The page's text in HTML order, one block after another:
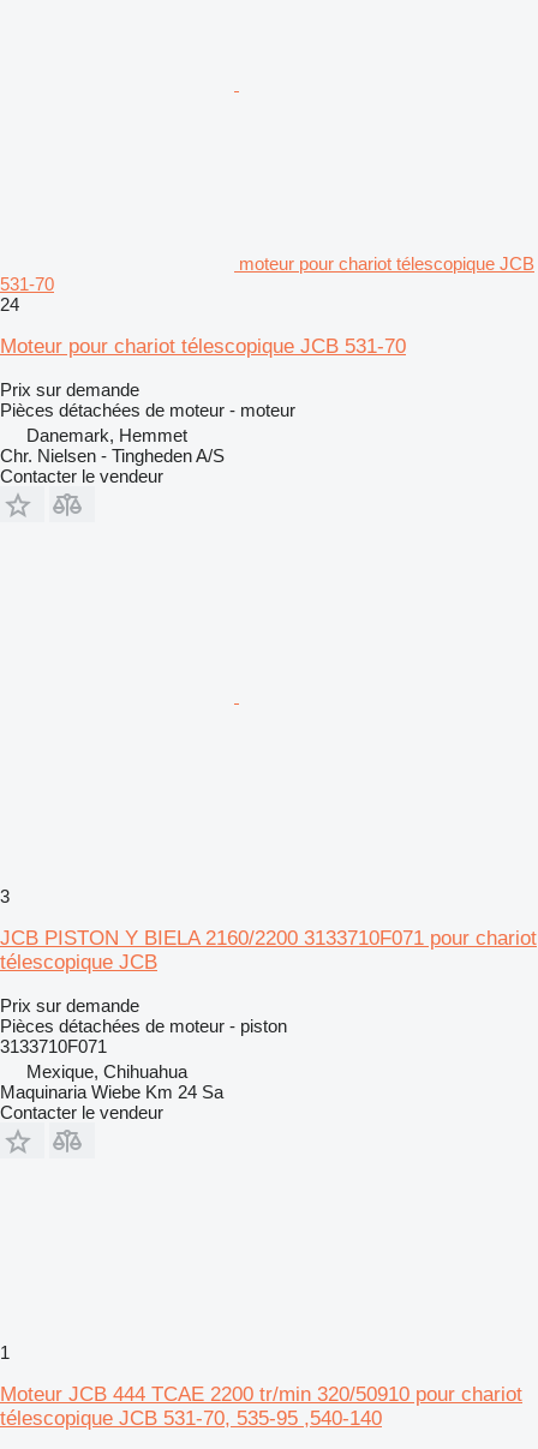
moteur pour chariot télescopique JCB
531-70
24
Moteur pour chariot télescopique JCB 531-70
Prix sur demande
Pièces détachées de moteur - moteur
Danemark, Hemmet
Chr. Nielsen - Tingheden A/S
Contacter le vendeur
3
JCB PISTON Y BIELA 2160/2200 3133710F071 pour chariot
télescopique JCB
Prix sur demande
Pièces détachées de moteur - piston
3133710F071
Mexique, Chihuahua
Maquinaria Wiebe Km 24 Sa
Contacter le vendeur
1
Moteur JCB 444 TCAE 2200 tr/min 320/50910 pour chariot
télescopique JCB 531-70, 535-95 ,540-140